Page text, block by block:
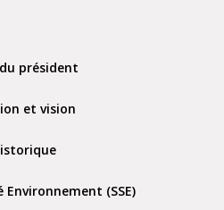
président
et vision
Environnement (SSE)